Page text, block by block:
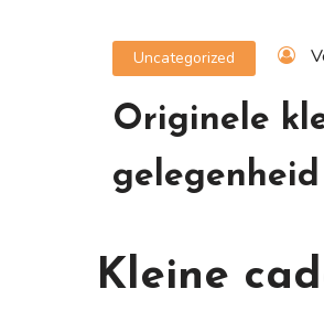
Uncategorized
Originele
gelegenheid
Kleine